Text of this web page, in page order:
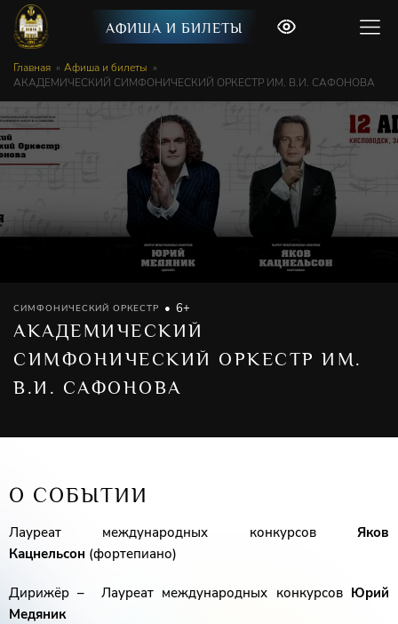
АФИША И БИЛЕТЫ
Главная
Афиша и билеты
АКАДЕМИЧЕСКИЙ СИМФОНИЧЕСКИЙ ОРКЕСТР ИМ. В.И. САФОНОВА
СИМФОНИЧЕСКИЙ ОРКЕСТР 6+
АКАДЕМИЧЕСКИЙ
СИМФОНИЧЕСКИЙ ОРКЕСТР ИМ.
В.И. САФОНОВА
О СОБЫТИИ
Лауреат международных конкурсовЯков
Кацнельсон (фортепиано)
Дирижёр – Лауреат международных конкурсовЮрий
Медяник